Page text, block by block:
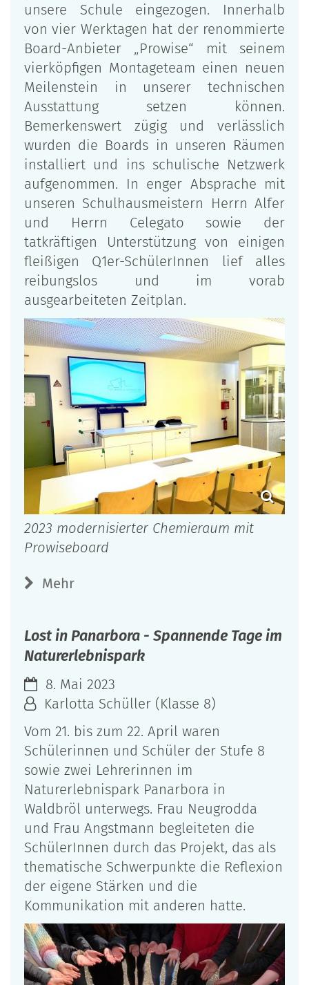
unsere Schule eingezogen. Innerhalb
von vier Werktagen hat der renommierte
Board-Anbieter „Prowise“ mit seinem
vierköpfigen Montageteam einen neuen
Meilenstein in unserer technischen
Ausstattung setzen können.
Bemerkenswert zügig und verlässlich
wurden die Boards in unseren Räumen
installiert und ins schulische Netzwerk
aufgenommen. In enger Absprache mit
unseren Schulhausmeistern Herrn Alfer
und Herrn Celegato sowie der
tatkräftigen Unterstützung von einigen
fleißigen Q1er-SchülerInnen lief alles
reibungslos und im vorab
ausgearbeiteten Zeitplan.
2023 modernisierter Chemieraum mit
Prowiseboard
Mehr
Lost in Panarbora - Spannende Tage im
Naturerlebnispark
8. Mai 2023
Karlotta Schüller (Klasse 8)
Vom 21. bis zum 22. April waren
Schülerinnen und Schüler der Stufe 8
sowie zwei Lehrerinnen im
Naturerlebnispark Panarbora in
Waldbröl unterwegs. Frau Neugrodda
und Frau Angstmann begleiteten die
SchülerInnen durch das Projekt, das als
thematische Schwerpunkte die Reflexion
der eigene Stärken und die
Kommunikation mit anderen hatte.